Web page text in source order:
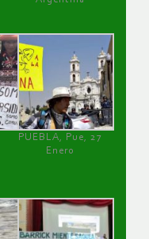
PUEBLA, Pue, 27
Enero